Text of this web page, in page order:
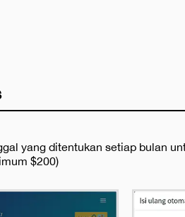
yang ditentukan setiap bulan
$200)